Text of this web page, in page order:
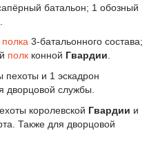
батальон; 1 обозный
полка 3-батальонного состава;
полк конной Гвардии.
пехоты и 1 эскадрон
дворцовой службы.
королевской Гвардии и
Также для дворцовой